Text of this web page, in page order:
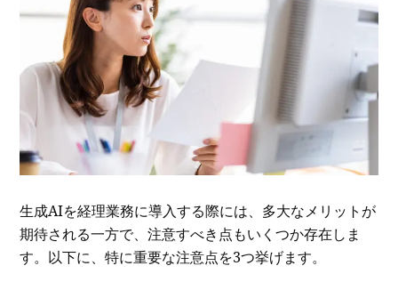
生成AIを経理業務に導入する際には、多大なメリットが
期待される一方で、注意すべき点もいくつか存在しま
す。以下に、特に重要な注意点を3つ挙げます。